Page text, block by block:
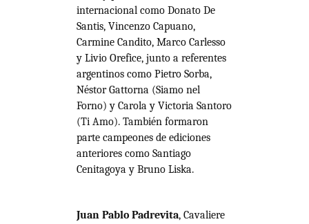
internacional como Donato De
Santis, Vincenzo Capuano,
Carmine Candito, Marco Carlesso
y Livio Orefice, junto a referentes
argentinos como Pietro Sorba,
Néstor Gattorna (Siamo nel
Forno) y Carola y Victoria Santoro
(Ti Amo). También formaron
parte campeones de ediciones
anteriores como Santiago
Cenitagoya y Bruno Liska.
Juan Pablo Padrevita, Cavaliere